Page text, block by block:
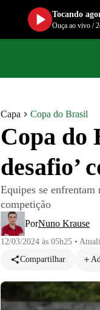
Capa Copa do Brasil
Copa do
desafio’
Equipes se enfrentam
competição
PorNuno Krause
12/03/2024 às 05h25 •
Compartilhar
Tocando
Ouça ao vivo/